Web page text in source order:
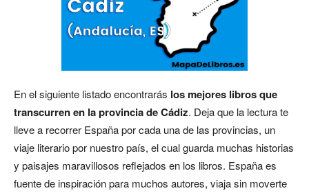
En el siguiente listado encontrarás los mejores libros que
transcurren en la provincia de Cádiz. Deja que la lectura te
lleve a recorrer España por cada una de las provincias, un
viaje literario por nuestro país, el cual guarda muchas historias
y paisajes maravillosos reflejados en los libros. España es
fuente de inspiración para muchos autores, viaja sin moverte